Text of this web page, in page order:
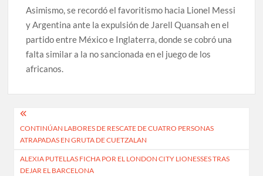
Asimismo, se recordó el favoritismo hacia Lionel Messi
y Argentina ante la expulsión de Jarell Quansah en el
partido entre México e Inglaterra, donde se cobró una
falta similar a la no sancionada en el juego de los
africanos.
Navegación
de
entradas
CONTINÚAN LABORES DE RESCATE DE CUATRO PERSONAS
ATRAPADAS EN GRUTA DE CUETZALAN
ALEXIA PUTELLAS FICHA POR EL LONDON CITY LIONESSES TRAS
DEJAR EL BARCELONA